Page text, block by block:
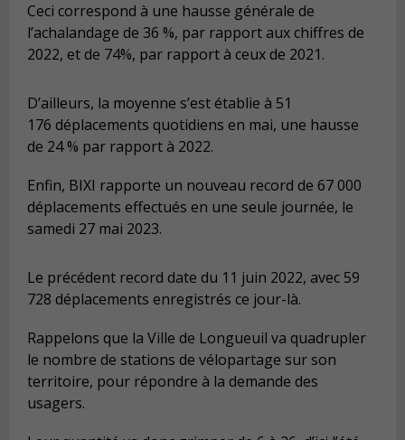
Ceci correspond à une hausse générale de
l’achalandage de 36 %, par rapport aux chiffres de
2022, et de 74%, par rapport à ceux de 2021.
D’ailleurs, la moyenne s’est établie à 51
176 déplacements quotidiens en mai, une hausse
de 24 % par rapport à 2022.
Enfin, BIXI rapporte un nouveau record de 67 000
déplacements effectués en une seule journée, le
samedi 27 mai 2023.
Le précédent record date du 11 juin 2022, avec 59
728 déplacements enregistrés ce jour-là.
Rappelons que la Ville de Longueuil va quadrupler
le nombre de stations de vélopartage sur son
territoire, pour répondre à la demande des
usagers.